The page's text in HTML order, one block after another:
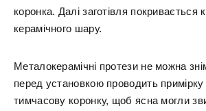
коронка. Далі заготівля покривається
керамічного шару.
Металокерамічні протези не можна
перед установкою проводить примірку
тимчасову коронку, щоб ясна могли